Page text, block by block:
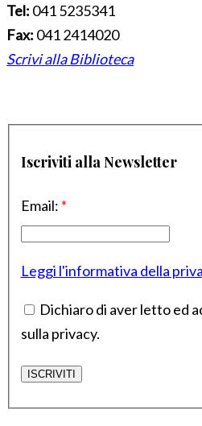
Tel: 041 5235341
Fax: 041 2414020
Scrivi alla Biblioteca
Iscriviti alla Newsletter
Email: *
Leggi l'informativa della
Dichiaro di aver letto ed
sulla privacy.